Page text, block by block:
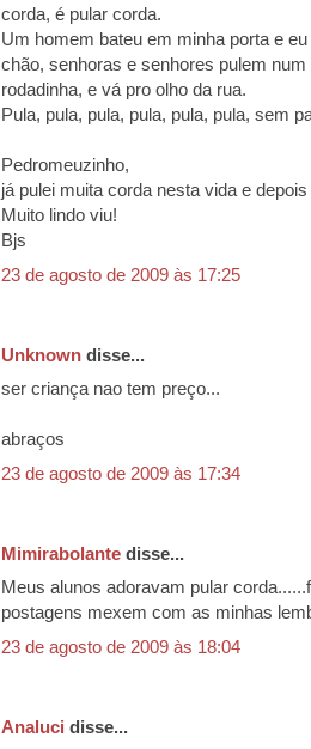
corda, é pular corda.
Um homem bateu em minha porta e
chão, senhoras e senhores pulem
rodadinha, e vá pro olho da rua.
Pula, pula, pula, pula, pula, pula, sem
Pedromeuzinho,
já pulei muita corda nesta vida e
Muito lindo viu!
Bjs
23 de agosto de 2009 às 17:25
Unknown disse...
ser criança nao tem preço...
abraços
23 de agosto de 2009 às 17:34
Mimirabolante disse...
Meus alunos adoravam pular
postagens mexem com as minhas
23 de agosto de 2009 às 18:04
Analuci disse...